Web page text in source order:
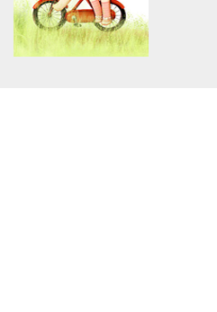
on line534
Premier hotel in Kolkata
offering escort services